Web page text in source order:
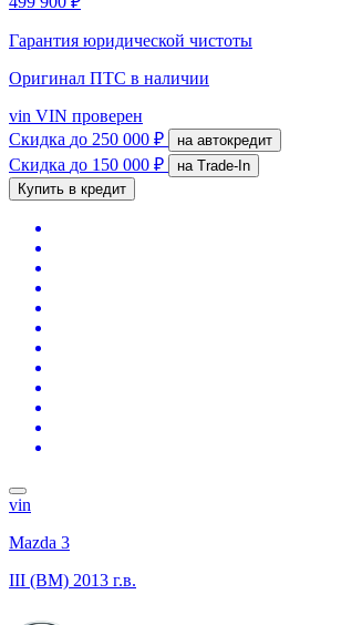
Гарантия юридической чистоты
Оригинал ПТС в наличии
vin VIN проверен
Скидка до 250 000 ₽ на автокредит
Скидка до 150 000 ₽
на Trade-In
Купить в кредит
vin
Mazda 3
III (BM) 2013 г.в.